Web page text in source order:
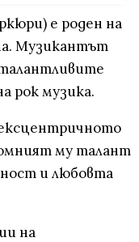
е роден на
Музикантът
рок музика.
му талант
и любовта
на